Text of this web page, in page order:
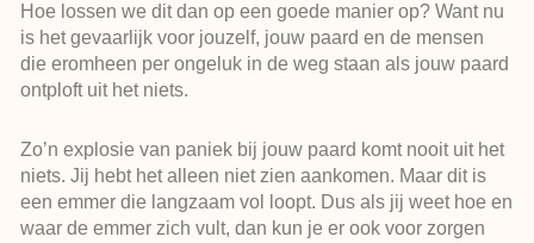
Hoe lossen we dit dan op een goede manier op? Want nu
is het gevaarlijk voor jouzelf, jouw paard en de mensen
die eromheen per ongeluk in de weg staan als jouw paard
ontploft uit het niets.
Zo’n explosie van paniek bij jouw paard komt nooit uit het
niets. Jij hebt het alleen niet zien aankomen. Maar dit is
een emmer die langzaam vol loopt. Dus als jij weet hoe en
waar de emmer zich vult, dan kun je er ook voor zorgen